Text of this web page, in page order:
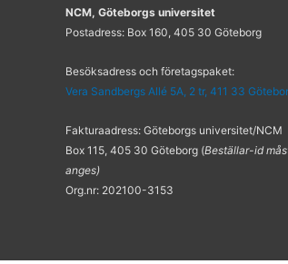
NCM, Göteborgs universitet
Postadress: Box 160, 405 30 Göteborg
Besöksadress och företagspaket:
Vera Sandbergs Allé 5A, 2 tr, 411 33
Fakturaadress: Göteborgs universitet/NCM
Box 115, 405 30 Göteborg (Beställar-id
anges)
Org.nr: 202100-3153